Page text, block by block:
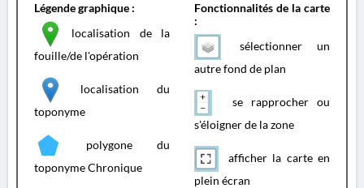
Légende graphique :
localisation de la
fouille/de l'opération
localisation du
toponyme
polygone du
toponyme Chronique
Fonctionnalités de la carte
:
sélectionner un
autre fond de plan
se rapprocher ou
s'éloigner de la zone
afficher la carte en
plein écran